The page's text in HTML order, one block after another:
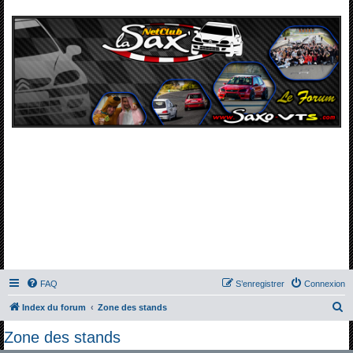
FAQ Connexion
S’enregistrer
Index du forum Zone des stands
Zone des stands